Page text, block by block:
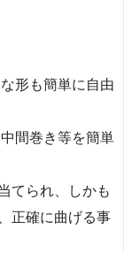
形も簡単に自由
間巻き等を簡単
てられ、しかも
正確に曲げる事